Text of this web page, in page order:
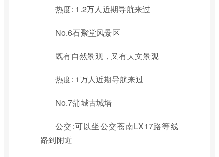
热度: 1.2万人近期导航来过
No.6石聚堂风景区
既有自然景观，又有人文景观
热度: 1万人近期导航来过
No.7蒲城古城墙
公交:可以坐公交苍南LX17路等线
路到附近